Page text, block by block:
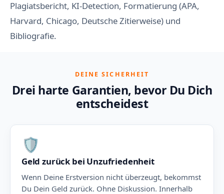
Plagiatsbericht, KI-Detection, Formatierung (APA,
Harvard, Chicago, Deutsche Zitierweise) und
Bibliografie.
DEINE SICHERHEIT
Drei harte Garantien, bevor Du Dich
entscheidest
🛡️
Geld zurück bei Unzufriedenheit
Wenn Deine Erstversion nicht überzeugt, bekommst
Du Dein Geld zurück. Ohne Diskussion. Innerhalb